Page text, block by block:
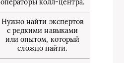
операторы колл-центра.
Нужно найти экспертов
с редкими навыками
или опытом, который
сложно найти.